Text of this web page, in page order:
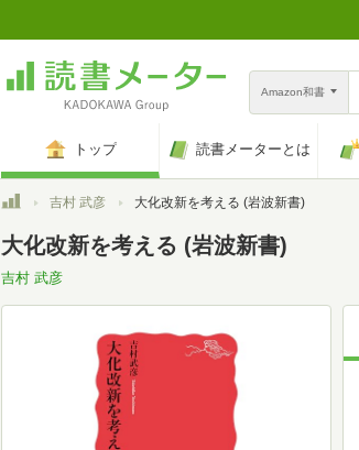
Amazon和書
トップ 読書メーターとは
トップ吉村 武彦 大化改新を考える (岩波新書)
大化改新を考える (岩波新書)
吉村 武彦